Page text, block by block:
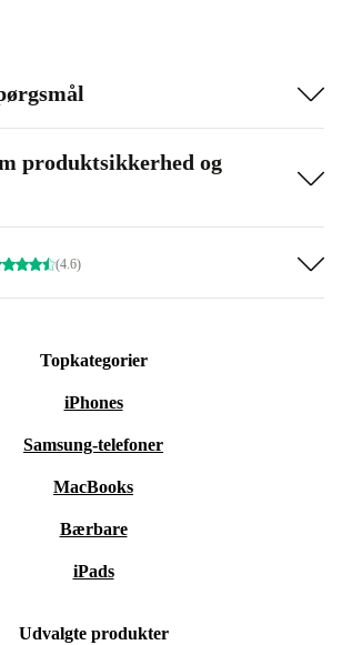
produktsikkerhed og
(4.6)
Topkategorier
iPhones
Samsung-telefoner
MacBooks
Bærbare
iPads
Udvalgte produkter